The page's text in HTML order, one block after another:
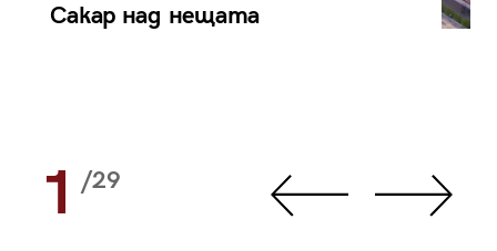
Сакар над нещата
1 /29